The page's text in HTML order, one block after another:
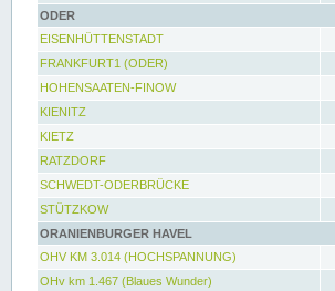
ODER
EISENHÜTTENSTADT
FRANKFURT1 (ODER)
HOHENSAATEN-FINOW
KIENITZ
KIETZ
RATZDORF
SCHWEDT-ODERBRÜCKE
STÜTZKOW
ORANIENBURGER HAVEL
OHV KM 3.014 (HOCHSPANNUNG)
OHv km 1.467 (Blaues Wunder)